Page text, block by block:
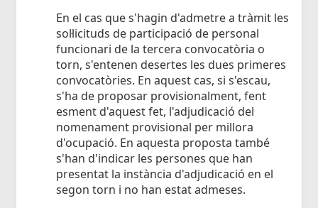
En el cas que s'hagin d'admetre a tràmit les
sol·licituds de participació de personal
funcionari de la tercera convocatòria o
torn, s'entenen desertes les dues primeres
convocatòries. En aquest cas, si s'escau,
s'ha de proposar provisionalment, fent
esment d'aquest fet, l'adjudicació del
nomenament provisional per millora
d'ocupació. En aquesta proposta també
s'han d'indicar les persones que han
presentat la instància d'adjudicació en el
segon torn i no han estat admeses.